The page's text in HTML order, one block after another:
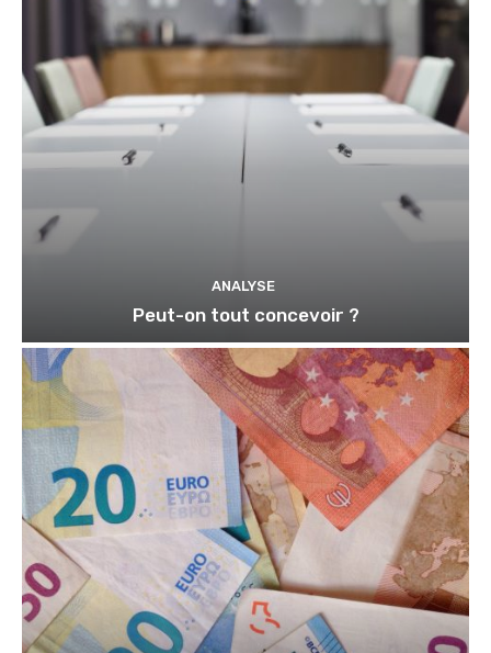
ANALYSE
Peut-on tout concevoir ?